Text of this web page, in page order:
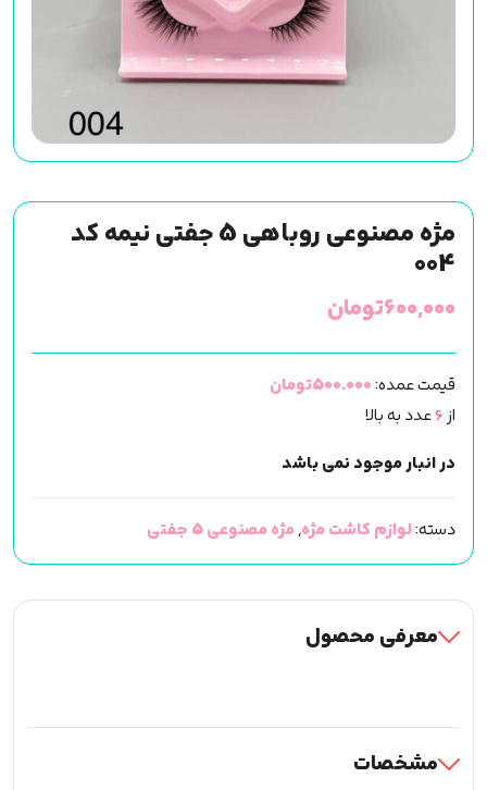
مژه مصنوعی روباهی 5 جفتی نیمه کد
004
۶۰۰,۰۰۰تومان
قیمت عمده:500.000تومان
از 6عدد به بالا
در انبار موجود نمی باشد
دسته:لوازم کاشت مژه,مژه مصنوعی 5 جفتی
معرفی محصول
مشخصات